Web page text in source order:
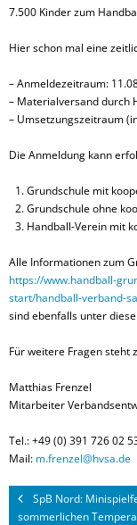
7.500 Kinder zum
Hier schon mal eine
– Anmeldezeitraum:
– Materialversand durch
– Umsetzungszeitraum
Die Anmeldung kann
Grundschule mit
Grundschule ohne
Handball-Verein mit
Alle Informationen zum
https://www.handball-
start/handball-verband-
sind ebenfalls unter
Für weitere Fragen steht
Matthias Frenzel
Mitarbeiter
Tel.: +49 (0) 391 726 02
Mail: m.frenzel@hvsa.de
SpB Nord:
sommerlichen